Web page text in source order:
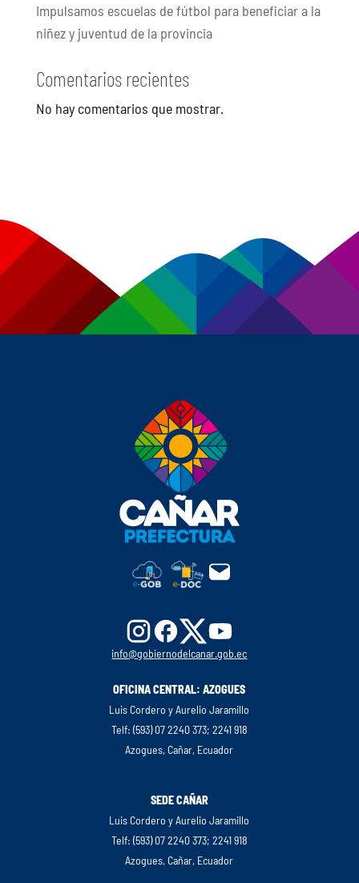
Impulsamos escuelas de fútbol para beneficiar a la
niñez y juventud de la provincia
Comentarios recientes
No hay comentarios que mostrar.
info@gobiernodelcanar.gob.ec
OFICINA CENTRAL: AZOGUES
Luis Cordero y Aurelio Jaramillo
Telf: (593) 07 2240 373; 2241 918
Azogues, Cañar, Ecuador
SEDE CAÑAR
Luis Cordero y Aurelio Jaramillo
Telf: (593) 07 2240 373; 2241 918
Azogues, Cañar, Ecuador